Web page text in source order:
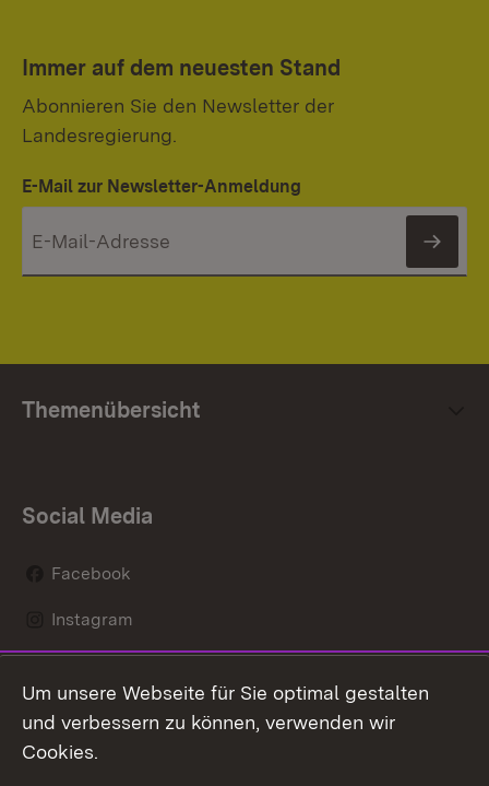
Immer auf dem neuesten Stand
Abonnieren Sie den Newsletter der
Landesregierung.
E-Mail zur Newsletter-Anmeldung
Themenübersicht
Social Media
Facebook
Instagram
Mastodon
Youtube
Um unsere Webseite für Sie optimal gestalten
und verbessern zu können, verwenden wir
Cookies.